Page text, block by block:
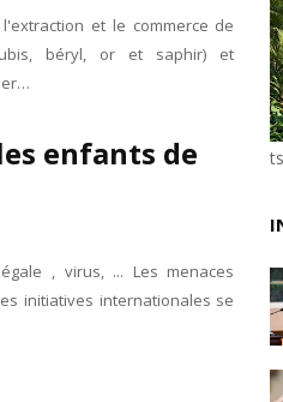
Jun 02 2026
Group veut accélérer en Afrique
: Chanel aux sommets de la
sociaux : à l'ère de la "présence
quand le roi dollar grince
et le commerce de
béryl, or et saphir) et
enfants de
, virus, ... Les menaces
initiatives internationales se